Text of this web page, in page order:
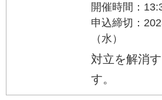
開催時間：
申込締切：
（水）
対立を解消
す。